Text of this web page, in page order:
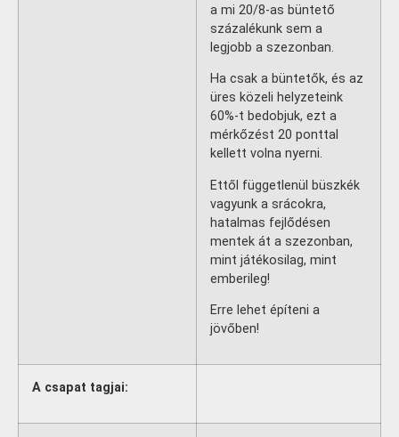
a mi 20/8-as büntető
százalékunk sem a
legjobb a szezonban.
Ha csak a büntetők, és az
üres közeli helyzeteink
60%-t bedobjuk, ezt a
mérkőzést 20 ponttal
kellett volna nyerni.
Ettől függetlenül büszkék
vagyunk a srácokra,
hatalmas fejlődésen
mentek át a szezonban,
mint játékosilag, mint
emberileg!
Erre lehet építeni a
jövőben!
A csapat tagjai: